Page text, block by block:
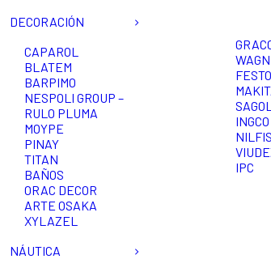
DECORACIÓN
CAPAROL
BLATEM
BARPIMO
NESPOLI GROUP –
RULO PLUMA
MOYPE
PINAY
TITAN
BAÑOS
ORAC DECOR
ARTE OSAKA
XYLAZEL
NÁUTICA
INGCO
IPC